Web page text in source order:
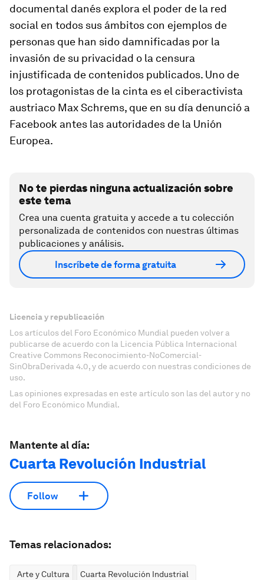
documental danés explora el poder de la red
social en todos sus ámbitos con ejemplos de
personas que han sido damnificadas por la
invasión de su privacidad o la censura
injustificada de contenidos publicados. Uno de
los protagonistas de la cinta es el ciberactivista
austriaco Max Schrems, que en su día denunció a
Facebook antes las autoridades de la Unión
Europea.
No te pierdas ninguna actualización sobre
este tema
Crea una cuenta gratuita y accede a tu colección
personalizada de contenidos con nuestras últimas
publicaciones y análisis.
Inscríbete de forma gratuita
Licencia y republicación
Los artículos del Foro Económico Mundial pueden volver a
publicarse de acuerdo con la Licencia Pública Internacional
Creative Commons Reconocimiento-NoComercial-
SinObraDerivada 4.0, y de acuerdo con nuestras condiciones de
uso.
Las opiniones expresadas en este artículo son las del autor y no
del Foro Económico Mundial.
Mantente al día:
Cuarta Revolución Industrial
Follow
Temas relacionados:
Arte y Cultura Cuarta Revolución Industrial